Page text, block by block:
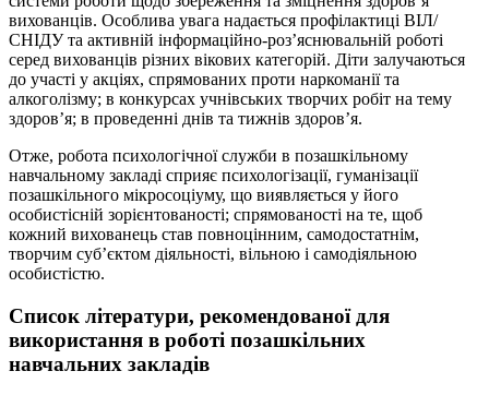
вихованців. Особлива увага надається профілактиці ВІЛ/
СНІДУ та активній інформаційно-роз’яснювальній роботі
серед вихованців різних вікових категорій. Діти залучаються
до участі у акціях, спрямованих проти наркоманії та
алкоголізму; в конкурсах учнівських творчих робіт на тему
здоров’я; в проведенні днів та тижнів здоров’я.
Отже, робота психологічної служби в позашкільному
навчальному закладі сприяє психологізації, гуманізації
позашкільного мікросоціуму, що виявляється у його
особистісній зорієнтованості; спрямованості на те, щоб
кожний вихованець став повноцінним, самодостатнім,
творчим суб’єктом діяльності, вільною і самодіяльною
особистістю.
Список літератури, рекомендованої для
використання в роботі позашкільних
навчальних закладів